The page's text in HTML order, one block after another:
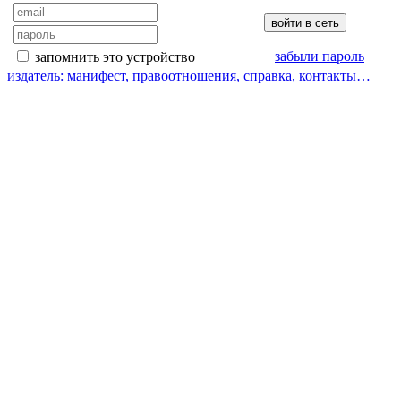
запомнить это устройство
забыли пароль
издатель: манифест, правоотношения, справка, контакты…